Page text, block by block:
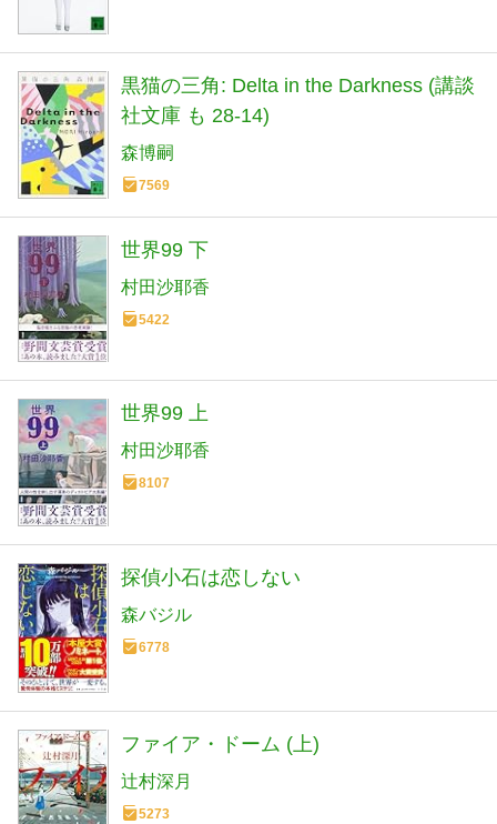
黒猫の三角: Delta in the Darkness (講談
社文庫 も 28-14)
森博嗣
7569
世界99 下
村田沙耶香
5422
世界99 上
村田沙耶香
8107
探偵小石は恋しない
森バジル
6778
ファイア・ドーム (上)
辻村深月
5273